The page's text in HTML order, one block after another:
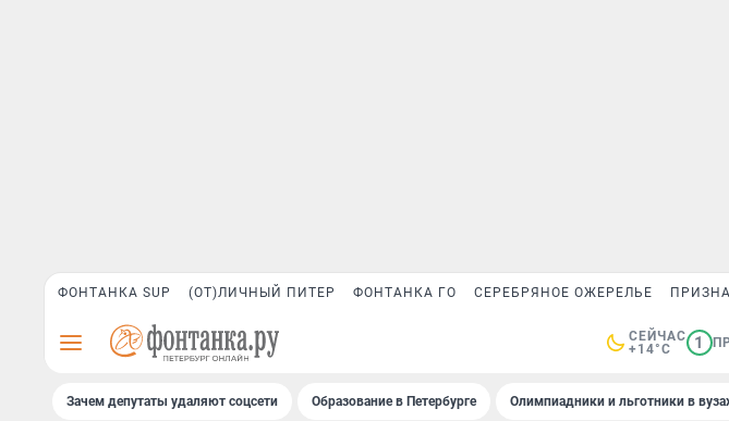
ФОНТАНКА SUP (ОТ)ЛИЧНЫЙ ПИТЕР ФОНТАНКА ГО СЕРЕБРЯНОЕ ОЖЕРЕЛЬЕ
СЕЙЧАС
+14°C
1
Зачем депутаты удаляют соцсети Образование в Петербурге Олимпиадники и льготники в